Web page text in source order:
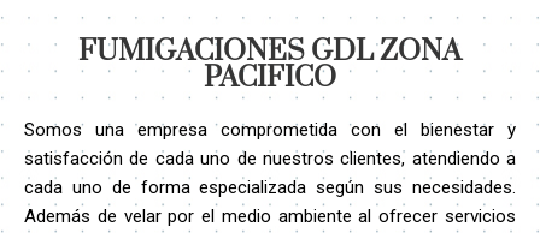
FUMIGACIONES GDL ZONA
PACIFICO
Somos una empresa comprometida con el bienestar y
satisfacción de cada uno de nuestros clientes, atendiendo a
cada uno de forma especializada según sus necesidades.
Además de velar por el medio ambiente al ofrecer servicios